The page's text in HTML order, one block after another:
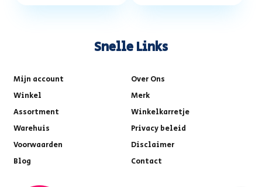
Snelle Links
Mijn account
Over Ons
Winkel
Merk
Assortment
Winkelkarretje
Warehuis
Privacy beleid
Voorwaarden
Disclaimer
Blog
Contact